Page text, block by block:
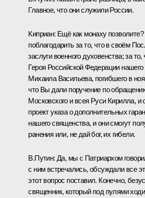
Главное, что они служили России.
Киприан: Ещё как монаху
поблагодарить за то, что в своём
заслуги военного духовенства; за
Героя Российской Федерации
Михаила Васильева, погибшего в
что Вы дали поручение по
Московского и всея Руси Кирилла, и
проект указа о дополнительных
нашего священства, и они смогут
ранения или, не дай бог, их гибели.
В.Путин: Да, мы с Патриархом
с ним встречались, обсуждали все
этот вопрос поставил. Конечно,
священник, который под пулями